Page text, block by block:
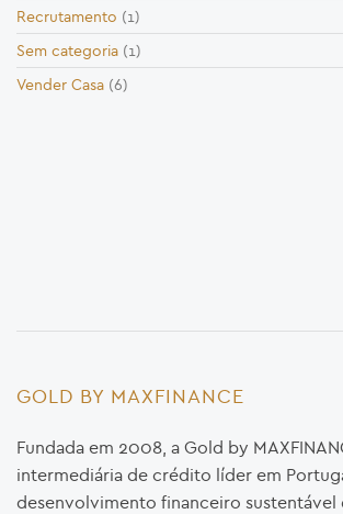
Recrutamento (1)
Sem categoria (1)
Vender Casa (6)
GOLD BY MAXFINANCE
Fundada em 2008, a Gold by
intermediária de crédito líder em
desenvolvimento financeiro sustentável